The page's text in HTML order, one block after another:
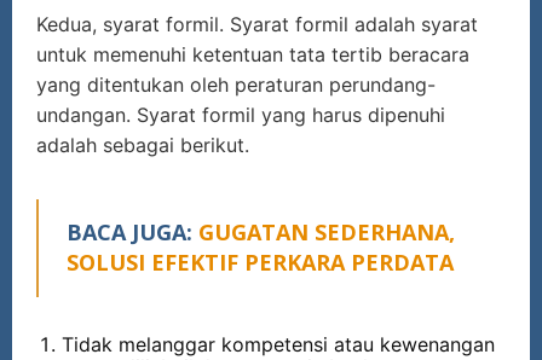
Kedua, syarat formil. Syarat formil adalah syarat
untuk memenuhi ketentuan tata tertib beracara
yang ditentukan oleh peraturan perundang-
undangan. Syarat formil yang harus dipenuhi
adalah sebagai berikut.
BACA JUGA: GUGATAN SEDERHANA,
SOLUSI EFEKTIF PERKARA PERDATA
Tidak melanggar kompetensi atau kewenangan